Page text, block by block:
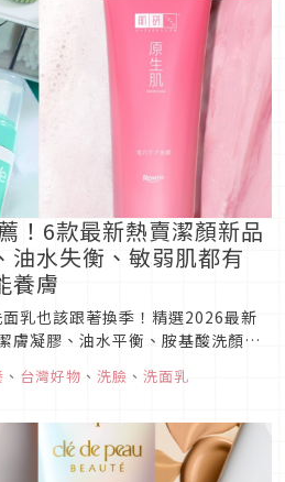
！6款最新熱賣潔顏新品
油水失衡、敏弱肌都有
養膚
乳也該跟著換季！精選2026最新
膚凝膠、油水平衡、胺基酸洗顏、
穩定的健康肌膚。
、 台灣好物 、 洗臉 、 洗面乳